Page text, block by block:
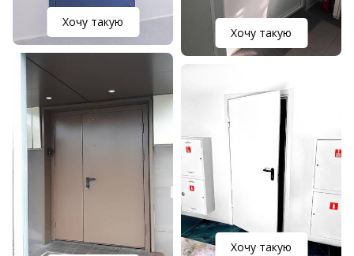
Хочу такую
Хочу такую
Хочу такую